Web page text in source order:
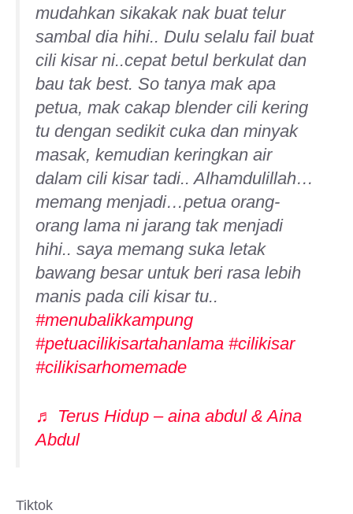
mudahkan sikakak nak buat telur
sambal dia hihi.. Dulu selalu fail buat
cili kisar ni..cepat betul berkulat dan
bau tak best. So tanya mak apa
petua, mak cakap blender cili kering
tu dengan sedikit cuka dan minyak
masak, kemudian keringkan air
dalam cili kisar tadi.. Alhamdulillah…
memang menjadi…petua orang-
orang lama ni jarang tak menjadi
hihi.. saya memang suka letak
bawang besar untuk beri rasa lebih
manis pada cili kisar tu..
#menubalikkampung
#petuacilikisartahanlama #cilikisar
#cilikisarhomemade
♬ Terus Hidup – aina abdul & Aina
Abdul
Tiktok